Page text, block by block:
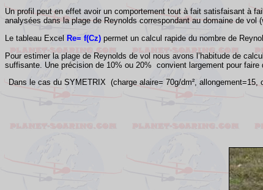
Un profil peut en effet avoir un comportement tout à fait satisfaisant à
analysées dans la plage de Reynolds correspondant au domaine de vol
Le tableau Excel Re= f(Cz) permet un calcul rapide du nombre de
Pour estimer la plage de Reynolds de vol nous avons l’habitude de
suffisante. Une précision de 10% ou 20% convient largement pour faire
Dans le cas du SYMETRIX (charge alaire= 70g/dm²,